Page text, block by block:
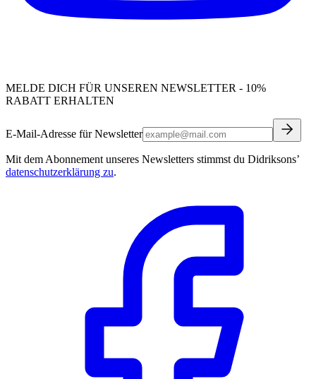
MELDE DICH FÜR UNSEREN NEWSLETTER - 10%
RABATT ERHALTEN
E-Mail-Adresse für Newsletter
Mit dem Abonnement unseres Newsletters stimmst du Didriksons’
datenschutzerklärung zu.